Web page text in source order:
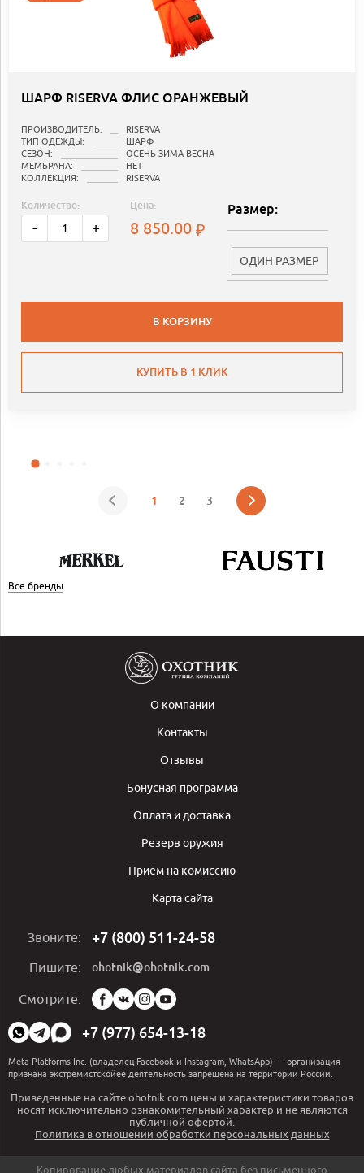
ШАРФ RISERVA ФЛИС ОРАНЖЕВЫЙ
ПРОИЗВОДИТЕЛЬ:
RISERVA
ТИП ОДЕЖДЫ:
ШАРФ
СЕЗОН:
ОСЕНЬ-ЗИМА-ВЕСНА
МЕМБРАНА:
НЕТ
КОЛЛЕКЦИЯ:
RISERVA
Количество:
- +
Цена:
8 850.00
Размер:
ОДИН РАЗМЕР
В КОРЗИНУ
КУПИТЬ В 1 КЛИК
1 2 3
Все бренды
О компании
Контакты
Отзывы
Бонусная программа
Оплата и доставка
Резерв оружия
Приём на комиссию
Карта сайта
Звоните: +7 (800) 511-24-58
Пишите: ohotnik@ohotnik.com
Смотрите:
Мы
в
социальных
сетях:
+7 (977) 654-13-18
Meta Platforms Inc. (владелец Facebook и Instagram, WhatsApp) — организация
признана экстремистскойеё деятельность запрещена на территории России.
Приведенные на сайте ohotnik.com цены и характеристики товаров
носят исключительно ознакомительный характер и не являются
публичной офертой.
Политика в отношении обработки персональных данных
Копирование любых материалов сайта без письменного